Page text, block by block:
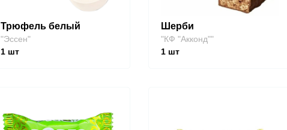
Трюфель белый
"Эссен"
1шт
Шерби
"КФ "Акконд""
1 шт